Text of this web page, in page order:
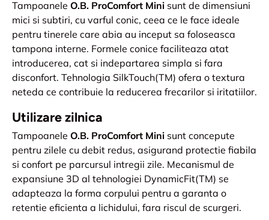
Tampoanele O.B. ProComfort Mini sunt de dimensiuni
mici si subtiri, cu varful conic, ceea ce le face ideale
pentru tinerele care abia au inceput sa foloseasca
tampona interne. Formele conice faciliteaza atat
introducerea, cat si indepartarea simpla si fara
disconfort. Tehnologia SilkTouch(TM) ofera o textura
neteda ce contribuie la reducerea frecarilor si iritatiilor.
Utilizare zilnica
Tampoanele O.B. ProComfort Mini sunt concepute
pentru zilele cu debit redus, asigurand protectie fiabila
si confort pe parcursul intregii zile. Mecanismul de
expansiune 3D al tehnologiei DynamicFit(TM) se
adapteaza la forma corpului pentru a garanta o
retentie eficienta a lichidului, fara riscul de scurgeri.